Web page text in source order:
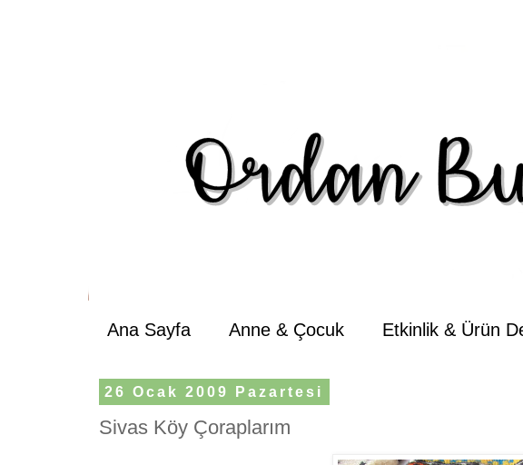
Ana Sayfa Anne & Çocuk Etkinlik & Ürün
26 Ocak 2009 Pazartesi
Sivas Köy Çoraplarım